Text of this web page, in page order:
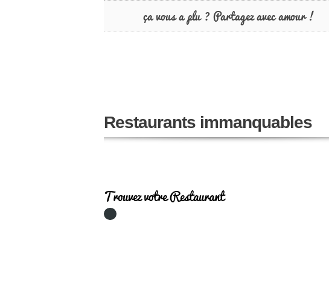
ça vous a plu ? Partagez avec amour !
Restaurants immanquables
Trouvez votre Restaurant